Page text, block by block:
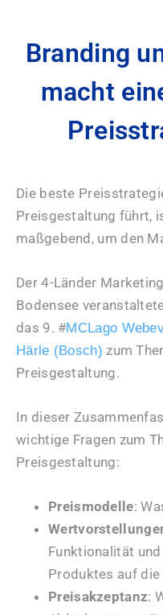
Branding
macht
Die beste
Preisgestaltung führt,
maßgebend, um den
Der 4-Länder
Bodensee
das 9. #MCLago
Härle (Bosch) zum
Preisgestaltung.
In dieser
wichtige Fragen zum
Preisgestaltung:
Preismodelle:
Funktionalität
Produktes auf
Preisakzeptanz: